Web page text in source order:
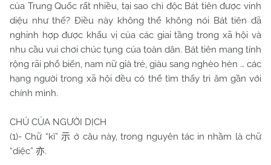
của Trung Quốc rất nhiều, tại sao chỉ độc Bát tiên được vinh
diệu như thế? Điều này không thể không nói Bát tiên đã
nghinh hợp được khẩu vị của các giai tầng trong xã hội và
nhu cầu vui chơi chúc tụng của toàn dân. Bát tiên mang tính
rộng rãi phổ biến, nam nữ già trẻ, giàu sang nghèo hèn … các
hạng người trong xã hội đều có thể tìm thấy tri âm gần với
chính mình.
CHÚ CỦA NGƯỜI DỊCH
(1)- Chữ “kì” 示 ở câu này, trong nguyên tác in nhầm là chữ
“diệc” 亦.